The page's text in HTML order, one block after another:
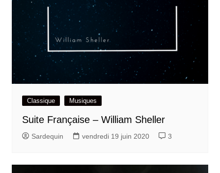
Classique Musiques
Suite Française – William Sheller
Sardequin vendredi 19 juin 2020 3